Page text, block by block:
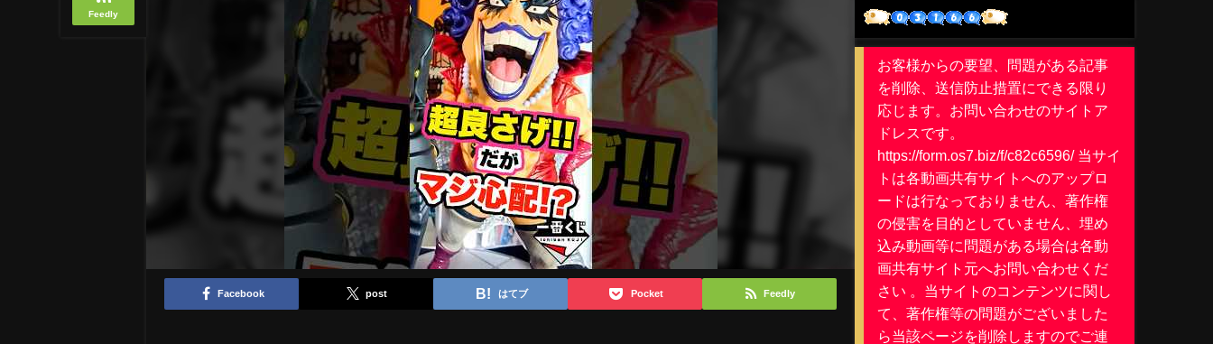
Feedly
Facebook post はてブ Pocket Feedly
お客様からの要望、問題がある記事
を削除、送信防止措置にできる限り
応じます。お問い合わせのサイトア
ドレスです。
https://form.os7.biz/f/c82c6596/ 当サイ
トは各動画共有サイトへのアップロ
ードは行なっておりません、著作権
の侵害を目的としていません、埋め
込み動画等に問題がある場合は各動
画共有サイト元へお問い合わせくだ
さい 。当サイトのコンテンツに関し
て、著作権等の問題がございました
ら当該ページを削除しますのでご連